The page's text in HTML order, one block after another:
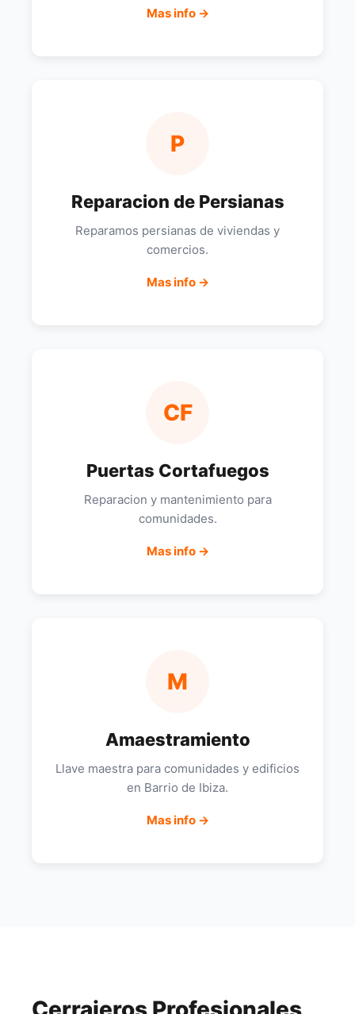
Mas info →
P
Reparacion de Persianas
Reparamos persianas de viviendas y
comercios.
Mas info →
CF
Puertas Cortafuegos
Reparacion y mantenimiento para
comunidades.
Mas info →
M
Amaestramiento
Llave maestra para comunidades y edificios
en Barrio de Ibiza.
Mas info →